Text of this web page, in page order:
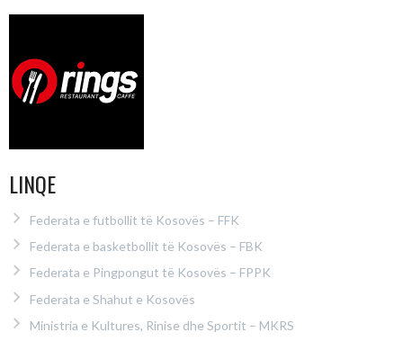
LINQE
Federata e futbollit të Kosovës – FFK
Federata e basketbollit të Kosovës – FBK
Federata e Pingpongut të Kosovës – FPPK
Federata e Shahut e Kosovës
Ministria e Kultures, Rinise dhe Sportit – MKRS